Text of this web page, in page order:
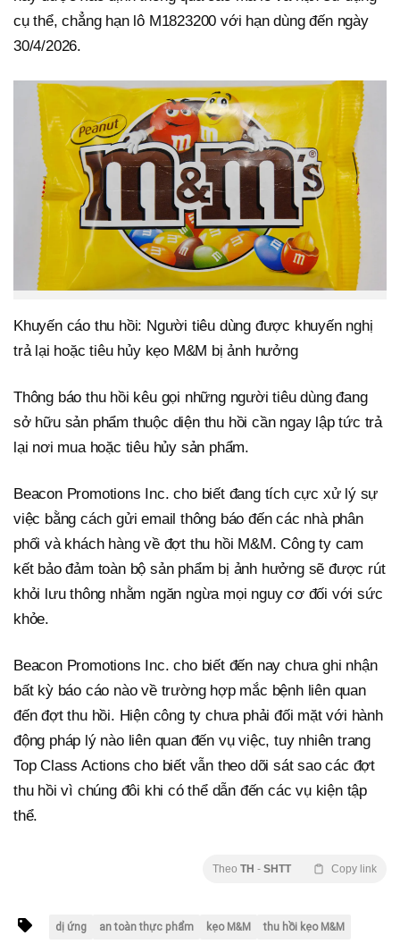
cụ thể, chẳng hạn lô M1823200 với hạn dùng đến ngày
30/4/2026.
Khuyến cáo thu hồi: Người tiêu dùng được khuyến nghị
trả lại hoặc tiêu hủy kẹo M&M bị ảnh hưởng
Thông báo thu hồi kêu gọi những người tiêu dùng đang
sở hữu sản phẩm thuộc diện thu hồi cần ngay lập tức trả
lại nơi mua hoặc tiêu hủy sản phẩm.
Beacon Promotions Inc. cho biết đang tích cực xử lý sự
việc bằng cách gửi email thông báo đến các nhà phân
phối và khách hàng về đợt thu hồi M&M. Công ty cam
kết bảo đảm toàn bộ sản phẩm bị ảnh hưởng sẽ được rút
khỏi lưu thông nhằm ngăn ngừa mọi nguy cơ đối với sức
khỏe.
Beacon Promotions Inc. cho biết đến nay chưa ghi nhận
bất kỳ báo cáo nào về trường hợp mắc bệnh liên quan
đến đợt thu hồi. Hiện công ty chưa phải đối mặt với hành
động pháp lý nào liên quan đến vụ việc, tuy nhiên trang
Top Class Actions cho biết vẫn theo dõi sát sao các đợt
thu hồi vì chúng đôi khi có thể dẫn đến các vụ kiện tập
thể.
Theo TH - SHTT Copy link
dị ứng an toàn thực phẩm kẹo M&M thu hồi kẹo M&M